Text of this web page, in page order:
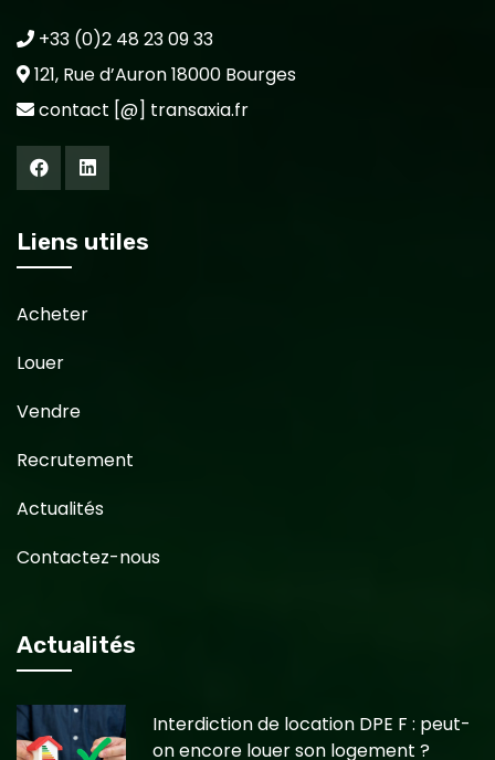
+33 (0)2 48 23 09 33
121, Rue d’Auron 18000 Bourges
contact [@] transaxia.fr
Liens utiles
Acheter
Louer
Vendre
Recrutement
Actualités
Contactez-nous
Actualités
Interdiction de location DPE F : peut-
on encore louer son logement ?